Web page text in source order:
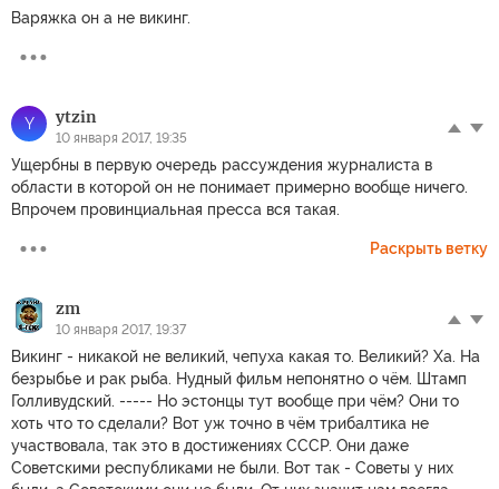
Варяжка он а не викинг.
Y ytzin
10 января 2017, 19:35
Ущербны в первую очередь рассуждения журналиста в
области в которой он не понимает примерно вообще ничего.
Впрочем провинциальная пресса вся такая.
Раскрыть ветку
zm
10 января 2017, 19:37
Викинг - никакой не великий, чепуха какая то. Великий? Ха. На
безрыбье и рак рыба. Нудный фильм непонятно о чём. Штамп
Голливудский. ----- Но эстонцы тут вообще при чём? Они то
хоть что то сделали? Вот уж точно в чём трибалтика не
участвовала, так это в достижениях СССР. Они даже
Советскими республиками не были. Вот так - Советы у них